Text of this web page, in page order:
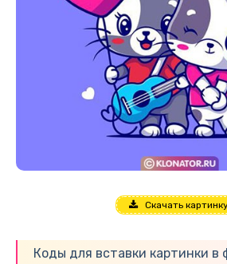
Скачать
Коды для вставки картинки в